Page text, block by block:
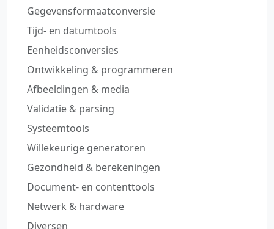
Gegevensformaatconversie
Tijd‑ en datumtools
Eenheidsconversies
Ontwikkeling & programmeren
Afbeeldingen & media
Validatie & parsing
Systeemtools
Willekeurige generatoren
Gezondheid & berekeningen
Document‑ en contenttools
Netwerk & hardware
Diversen